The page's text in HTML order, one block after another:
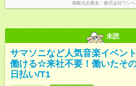
掲載元企業名 株式会社ワン
未読
サマソニなど人気音楽イベン
働ける☆来社不要！働いたそ
日払い/T1